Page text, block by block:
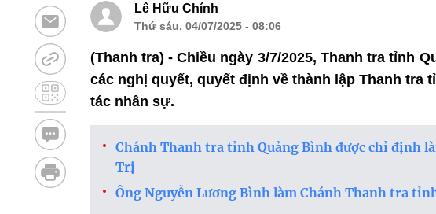
Lê Hữu Chính
Thứ sáu, 04/07/2025 - 08:06
(Thanh tra) - Chiều ngày 3/7/2025, Thanh tra tỉnh
các nghị quyết, quyết định về thành lập Thanh tra
tác nhân sự.
Chánh Thanh tra tỉnh Quảng Bình được chỉ định
Trị
Ông Nguyễn Lương Bình làm Chánh Thanh tra